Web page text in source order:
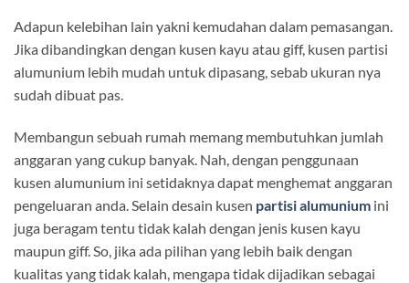
Adapun kelebihan lain yakni kemudahan dalam pemasangan.
Jika dibandingkan dengan kusen kayu atau giff, kusen partisi
alumunium lebih mudah untuk dipasang, sebab ukuran nya
sudah dibuat pas.
Membangun sebuah rumah memang membutuhkan jumlah
anggaran yang cukup banyak. Nah, dengan penggunaan
kusen alumunium ini setidaknya dapat menghemat anggaran
pengeluaran anda. Selain desain kusen partisi alumunium ini
juga beragam tentu tidak kalah dengan jenis kusen kayu
maupun giff. So, jika ada pilihan yang lebih baik dengan
kualitas yang tidak kalah, mengapa tidak dijadikan sebagai